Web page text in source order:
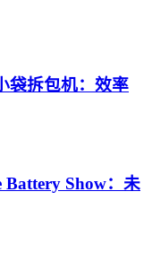
袋拆包机：效率
Show：未